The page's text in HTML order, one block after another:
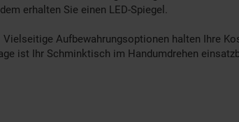
erhalten Sie einen LED-Spiegel.
Aufbewahrungsoptionen halten Ihre
ist Ihr Schminktisch im Handumdrehen